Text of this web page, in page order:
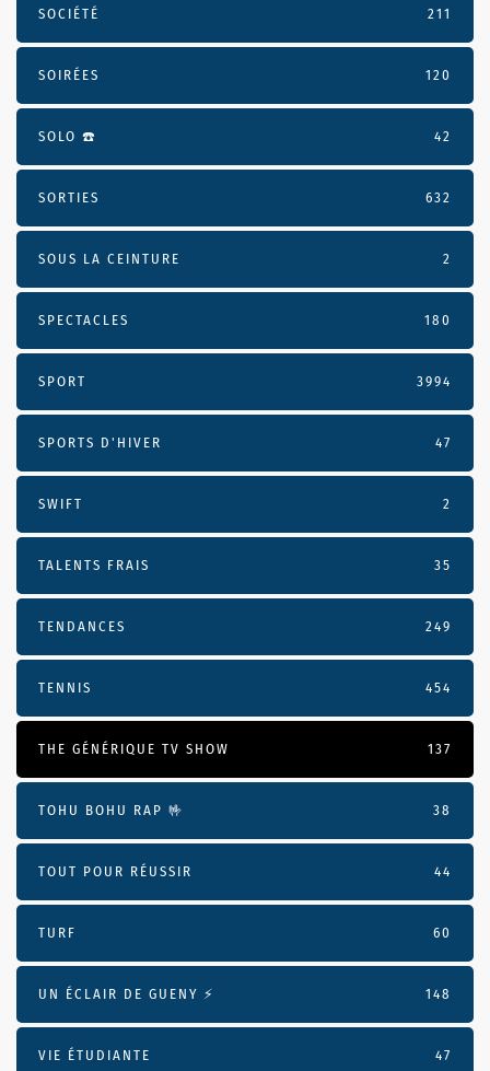
SOCIÉTÉ 211
SOIRÉES 120
SOLO ☎️ 42
SORTIES 632
SOUS LA CEINTURE 2
SPECTACLES 180
SPORT 3994
SPORTS D'HIVER 47
SWIFT 2
TALENTS FRAIS 35
TENDANCES 249
TENNIS 454
THE GÉNÉRIQUE TV SHOW 137
TOHU BOHU RAP 🤟 38
TOUT POUR RÉUSSIR 44
TURF 60
UN ÉCLAIR DE GUENY ⚡️ 148
VIE ÉTUDIANTE 47